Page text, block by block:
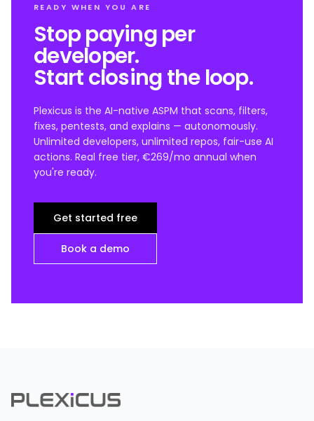
READY WHEN YOU ARE
Stop paying per
developer.
Start closing the loop.
Plexicus is the AI-native ASPM that scans, filters,
fixes, pentests, and explains — autonomously.
Unlimited developers, unlimited repos, fair-use AI
actions. Real free tier, €269/mo annual when
you're ready.
Get started free
Book a demo